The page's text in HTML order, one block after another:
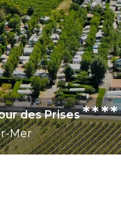
des Prises****
Mer